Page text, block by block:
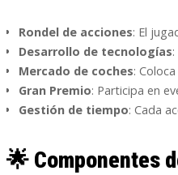
Rondel de acciones: El
Desarrollo de tecnologías
Mercado de coches:
Gran Premio: Participa en
Gestión de tiempo: Cada
🌟 Componentes